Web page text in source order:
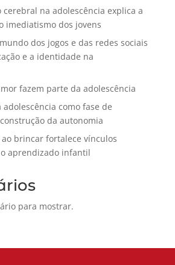
cerebral na adolescência explica a
imediatismo dos jovens
dos jogos e das redes sociais
e a identidade na
fazem parte da adolescência
como fase de
da autonomia
brincar fortalece vínculos
aprendizado infantil
para mostrar.